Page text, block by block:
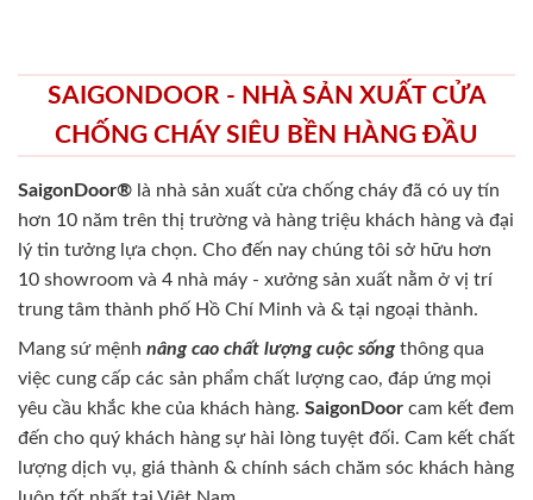
SAIGONDOOR - NHÀ SẢN XUẤT CỬA
CHỐNG CHÁY SIÊU BỀN HÀNG ĐẦU
SaigonDoor® là nhà sản xuất cửa chống cháy đã có uy tín
hơn 10 năm trên thị trường và hàng triệu khách hàng và đại
lý tin tưởng lựa chọn. Cho đến nay chúng tôi sở hữu hơn
10 showroom và 4 nhà máy - xưởng sản xuất nằm ở vị trí
trung tâm thành phố Hồ Chí Minh và & tại ngoại thành.
Mang sứ mệnh nâng cao chất lượng cuộc sốngthông qua
việc cung cấp các sản phẩm chất lượng cao, đáp ứng mọi
yêu cầu khắc khe của khách hàng. SaigonDoor cam kết đem
đến cho quý khách hàng sự hài lòng tuyệt đối. Cam kết chất
lượng dịch vụ, giá thành & chính sách chăm sóc khách hàng